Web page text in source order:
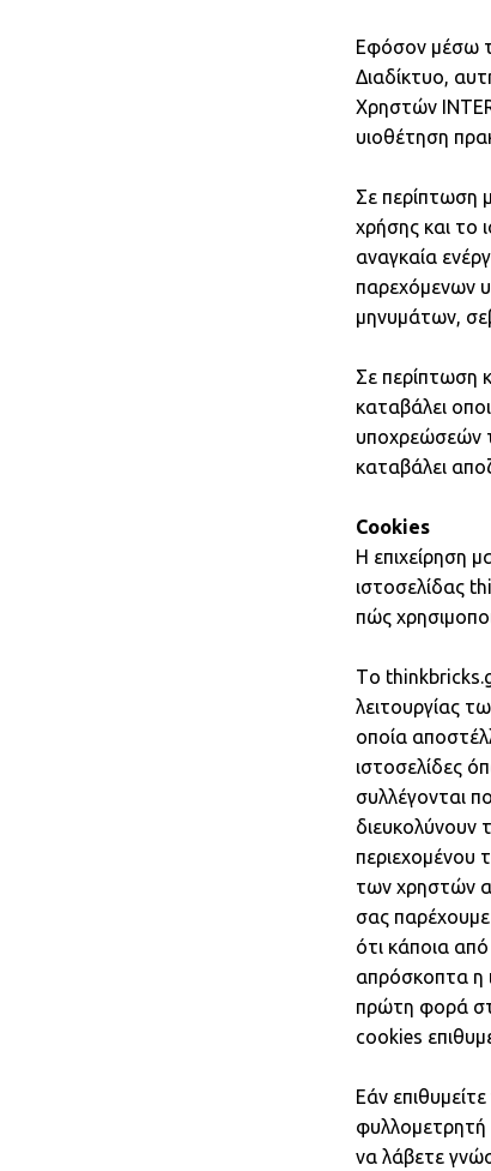
Εφόσον μέσω
Διαδίκτυο,
Χρηστών
υιοθέτηση
Σε περίπτωση
χρήσης και το
αναγκαία
παρεχόμενων
μηνυμάτων,
Σε περίπτωση
καταβάλει
υποχρεώσεών
καταβάλει
Cookies
Η επιχείρηση
ιστοσελίδας
πώς
Τo
λειτουργίας
οποία
ιστοσελίδες
συλλέγονται
διευκολύνουν
περιεχομένου
των χρηστών
σας παρέχουμε
ότι κάποια
απρόσκοπτα η
πρώτη φορά
cookies
Εάν
φυλλομετρητή
να λάβετε